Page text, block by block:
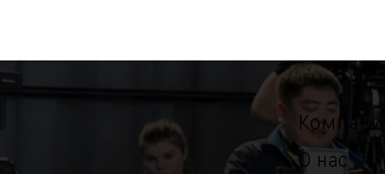
О нас